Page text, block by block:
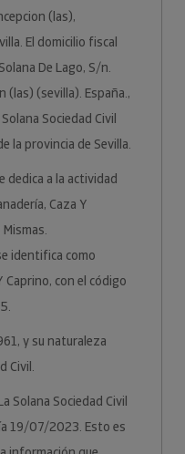
(las),
El domicilio fiscal
De Lago, S/n.
(las) (sevilla). España.,
Sociedad Civil
la provincia de Sevilla.
dedica a la actividad
Caza Y
identifica como
Caprino, con el código
y su naturaleza
Civil.
Solana Sociedad Civil
19/07/2023. Esto es